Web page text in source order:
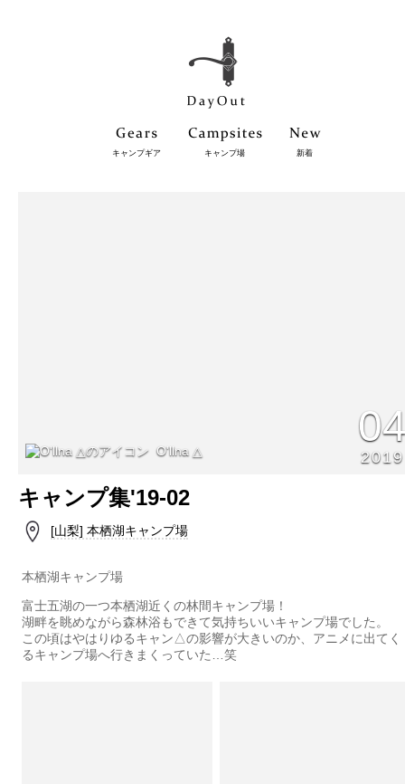
キャンプギア キャンプ場 新着
O'llna △ 2019
キャンプ集'19-02
[山梨] 本栖湖キャンプ場
本栖湖キャンプ場
富士五湖の一つ本栖湖近くの林間キャンプ場！
湖畔を眺めながら森林浴もできて気持ちいいキャンプ場でした。
この頃はやはりゆるキャン△の影響が大きいのか、アニメに出てく
るキャンプ場へ行きまくっていた…笑